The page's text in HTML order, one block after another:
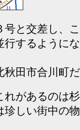
号と交差し、
行するようにな
秋田市合川町
れがあるのは
珍しい街中の